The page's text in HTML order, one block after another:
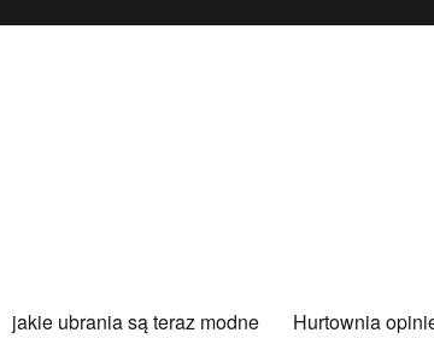
jakie ubrania są teraz modne
Hurtownia